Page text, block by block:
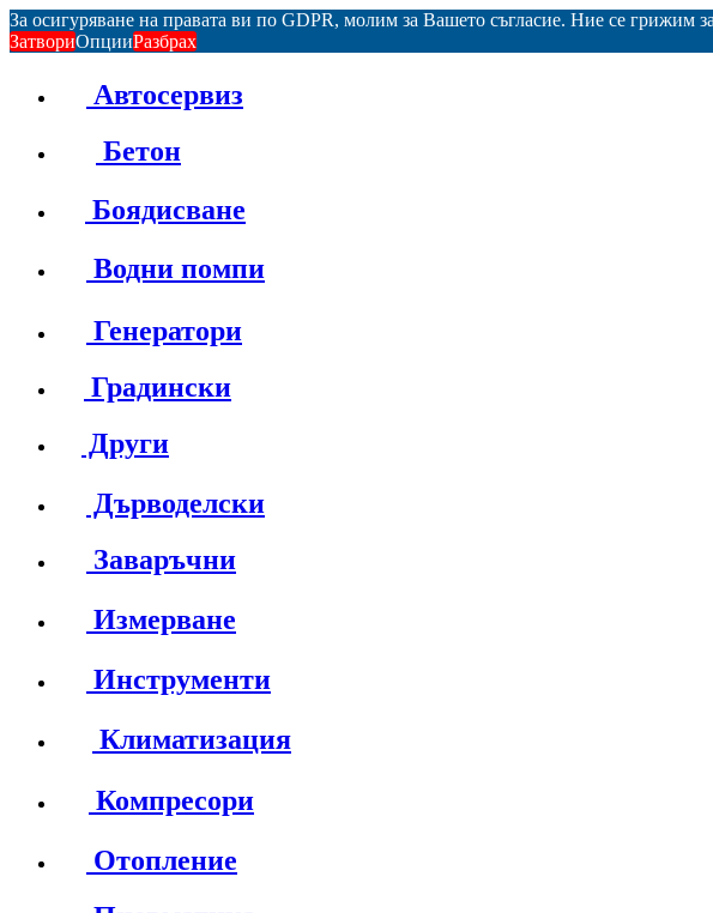
За осигуряване на правата ви по GDPR, молим за Вашето съгласие. Ние се
ЗатвориОпцииРазбрах
Автосервиз
Бетон
Боядисване
Водни помпи
Генератори
Градински
Други
Дърводелски
Заваръчни
Измерване
Инструменти
Климатизация
Компресори
Отопление